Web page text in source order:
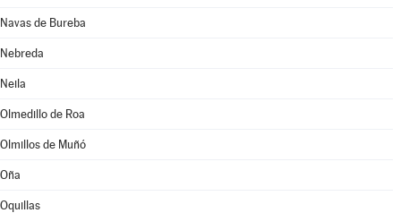
Navas de Bureba
Nebreda
Neila
Olmedillo de Roa
Olmillos de Muñó
Oña
Oquillas